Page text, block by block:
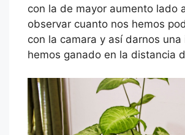
con la de mayor aumento lado
observar cuanto nos hemos
con la camara y así darnos
hemos ganado en la distancia